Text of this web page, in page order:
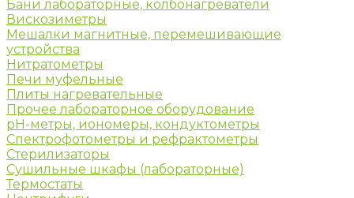
Бани лабораторные, колбонагреватели
Вискозиметры
Мешалки магнитные, перемешивающие
устройства
Нитратометры
Печи муфельные
Плиты нагревательные
Прочее лабораторное оборудование
рН-метры, иономеры, кондуктометры
Спектрофотометры и рефрактометры
Стерилизаторы
Сушильные шкафы (лабораторные)
Термостаты